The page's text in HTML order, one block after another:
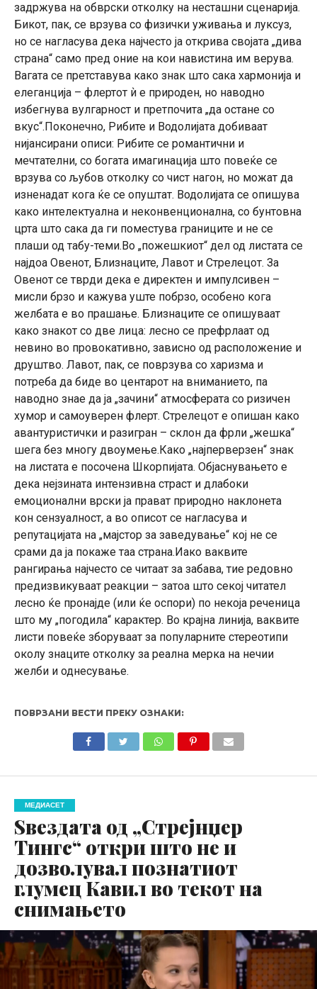
задржува на обврски отколку на несташни сценарија.
Бикот, пак, се врзува со физички уживања и луксуз,
но се нагласува дека најчесто ја открива својата „дива
страна“ само пред оние на кои навистина им верува.
Вагата се претставува како знак што сака хармонија и
елеганција – флертот ѝ е природен, но наводно
избегнува вулгарност и претпочита „да остане со
вкус“.Поконечно, Рибите и Водолијата добиваат
нијансирани описи: Рибите се романтични и
мечтателни, со богата имагинација што повеќе се
врзува со љубов отколку со чист нагон, но можат да
изненадат кога ќе се опуштат. Водолијата се опишува
како интелектуална и неконвенционална, со бунтовна
црта што сака да ги поместува границите и не се
плаши од табу-теми.Во „пожешкиот“ дел од листата се
најдоа Овенот, Близнаците, Лавот и Стрелецот. За
Овенот се тврди дека е директен и импулсивен –
мисли брзо и кажува уште побрзо, особено кога
желбата е во прашање. Близнаците се опишуваат
како знакот со две лица: лесно се префрлаат од
невино во провокативно, зависно од расположение и
друштво. Лавот, пак, се поврзува со харизма и
потреба да биде во центарот на вниманието, па
наводно знае да ја „зачини“ атмосферата со ризичен
хумор и самоуверен флерт. Стрелецот е опишан како
авантуристички и разигран – склон да фрли „жешка“
шега без многу двоумење.Како „најперверзен“ знак
на листата е посочена Шкорпијата. Објаснувањето е
дека нејзината интензивна страст и длабоки
емоционални врски ја прават природно наклонета
кон сензуалност, а во описот се нагласува и
репутацијата на „мајстор за заведување“ кој не се
срами да ја покаже таа страна.Иако ваквите
рангирања најчесто се читаат за забава, тие редовно
предизвикуваат реакции – затоа што секој читател
лесно ќе пронајде (или ќе оспори) по некоја реченица
што му „погодила“ карактер. Во крајна линија, ваквите
листи повеќе зборуваат за популарните стереотипи
околу знаците отколку за реална мерка на нечии
желби и однесување.
ПОВРЗАНИ ВЕСТИ ПРЕКУ ОЗНАКИ:
МЕДИАСЕТ
Sвездата од „Стрејнџер
Тингс“ откри што не и
дозволувал познатиот
глумец Кавил во текот на
снимањето